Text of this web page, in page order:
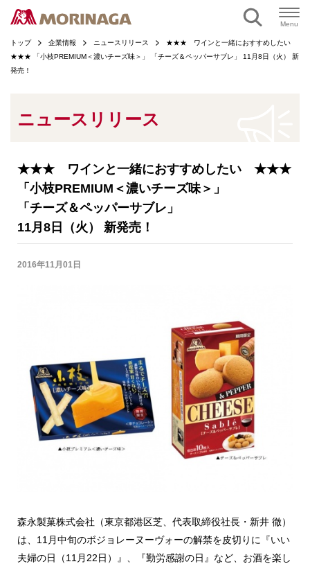
Menu
トップ 企業情報 ニュースリリース
★★★ ワインと一緒におすすめしたい
★★★ 「小枝PREMIUM＜濃いチーズ味＞」 「チーズ＆ペッパーサブレ」 11月8日（火） 新
発売！
ニュースリリース
★★★ ワインと一緒におすすめしたい ★★★
「小枝PREMIUM＜濃いチーズ味＞」
「チーズ＆ペッパーサブレ」
11月8日（火） 新発売！
2016年11月01日
森永製菓株式会社（東京都港区芝、代表取締役社長・新井 徹）
は、11月中旬のボジョレーヌーヴォーの解禁を皮切りに『いい
夫婦の日（11月22日）』、『勤労感謝の日』など、お酒を楽し